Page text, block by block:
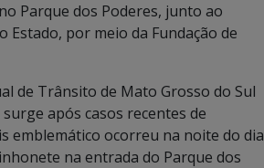
Parque dos Poderes, junto ao
por meio da Fundação de
de Trânsito de Mato Grosso do Sul
após casos recentes de
emblemático ocorreu na noite do dia
na entrada do Parque dos